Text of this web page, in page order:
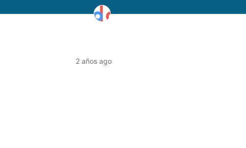
2 años ago